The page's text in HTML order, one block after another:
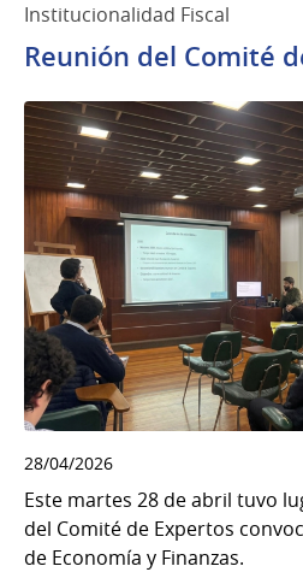
Institucionalidad Fiscal
Reunión del Comité
28/04/2026
Este martes 28 de abril tuvo
del Comité de Expertos
de Economía y Finanzas.